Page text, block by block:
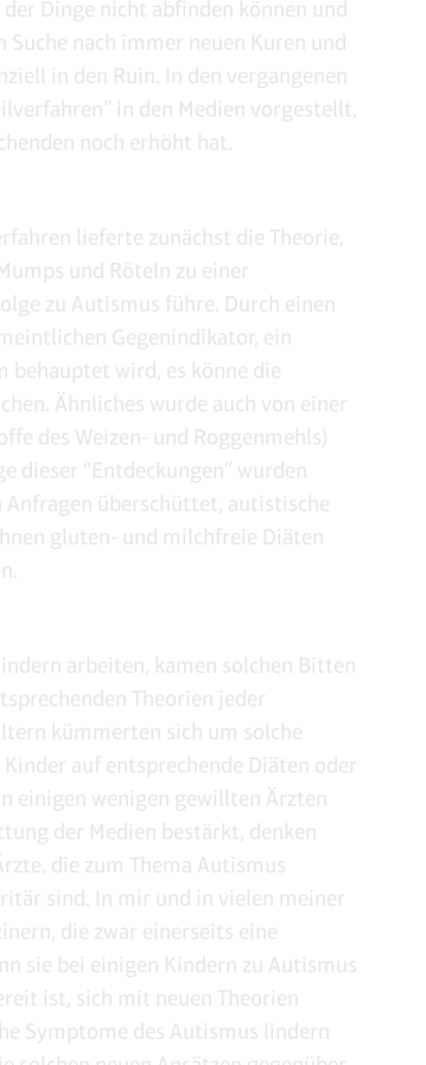
Dinge nicht abfinden können und
nach immer neuen Kuren und
in den Ruin. In den vergangenen
in den Medien vorgestellt,
noch erhöht hat.
lieferte zunächst die Theorie,
und Röteln zu einer
zu Autismus führe. Durch einen
Gegenindikator, ein
behauptet wird, es könne die
Ähnliches wurde auch von einer
des Weizen- und Roggenmehls)
dieser “Entdeckungen” wurden
überschüttet, autistische
gluten- und milchfreie Diäten
arbeiten, kamen solchen Bitten
Theorien jeder
kümmerten sich um solche
auf entsprechende Diäten oder
einigen wenigen gewillten Ärzten
der Medien bestärkt, denken
die zum Thema Autismus
sind. In mir und in vielen meiner
die zwar einerseits eine
sie bei einigen Kindern zu Autismus
ist, sich mit neuen Theorien
Symptome des Autismus lindern